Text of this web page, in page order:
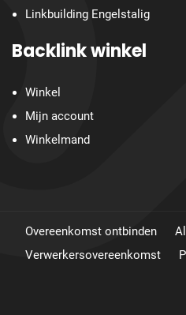
Linkbuilding Engelstalig
Backlink winkel
Winkel
Mijn account
Winkelmand
Overeenkomst ontbinden
Verwerkersovereenkomst